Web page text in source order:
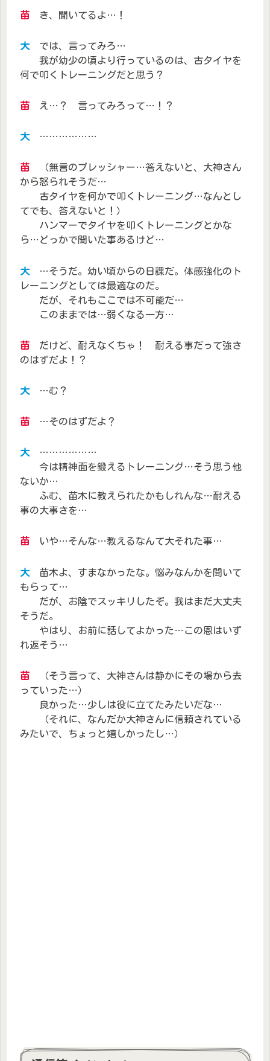
苗 き、聞いてるよ…！
大では、言ってみろ…
我が幼少の頃より行っているのは、古タイヤを
何で叩くトレーニングだと思う？
苗 え…？ 言ってみろって…！？
大………………
苗 （無言のプレッシャー…答えないと、大神さん
から怒られそうだ…
古タイヤを何かで叩くトレーニング…なんとし
てでも、答えないと！）
ハンマーでタイヤを叩くトレーニングとかな
ら…どっかで聞いた事あるけど…
大…そうだ。幼い頃からの日課だ。体感強化のト
レーニングとしては最適なのだ。
だが、それもここでは不可能だ…
このままでは…弱くなる一方…
苗 だけど、耐えなくちゃ！ 耐える事だって強さ
のはずだよ！？
大…む？
苗 …そのはずだよ？
大………………
今は精神面を鍛えるトレーニング…そう思う他
ないか…
ふむ、苗木に教えられたかもしれんな…耐える
事の大事さを…
苗 いや…そんな…教えるなんて大それた事…
大苗木よ、すまなかったな。悩みなんかを聞いて
もらって…
だが、お陰でスッキリしたぞ。我はまだ大丈夫
そうだ。
やはり、お前に話してよかった…この恩はいず
れ返そう…
苗 （そう言って、大神さんは静かにその場から去
っていった…）
良かった…少しは役に立てたみたいだな…
（それに、なんだか大神さんに信頼されている
みたいで、ちょっと嬉しかったし…）